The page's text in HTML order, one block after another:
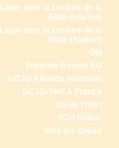
Ligue pour la Lecture de la
Bible (France)
Ligue pour la Lecture de la
Bible (Suisse)
OM
Surprise Reisen AG
UCJG Alliance nationale
UCJG-YMCA France
Val de l'Hort
VCH Hôtels
Vers les Cimes